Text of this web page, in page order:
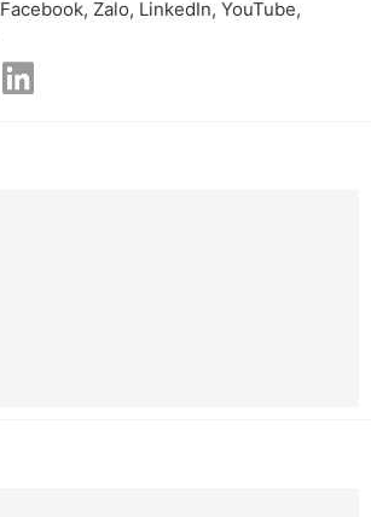
Facebook, Zalo, LinkedIn, YouTube,